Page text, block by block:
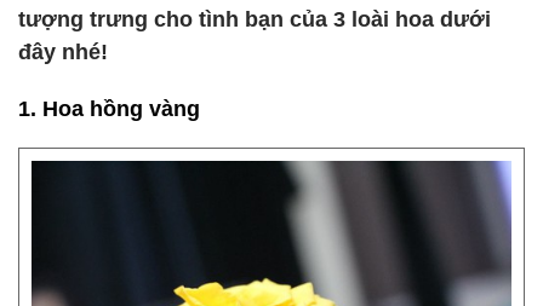
tượng trưng cho tình bạn của 3 loài hoa dưới
đây nhé!
1. Hoa hồng vàng